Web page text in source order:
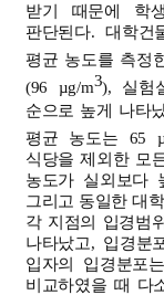
받기 때문에 학
판단된다. 대학건
평균 농도를 측정
(96 µg/m3), 실험
순으로 높게 나타
평균 농도는 65
식당을 제외한 모
농도가 실외보다
그리고 동일한 대
각 지점의 입경범
나타났고, 입경분
입자의 입경분포
비교하였을 때 다